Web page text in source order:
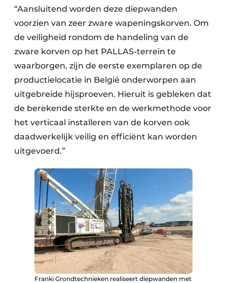
“Aansluitend worden deze diepwanden
voorzien van zeer zware wapeningskorven. Om
de veiligheid rondom de handeling van de
zware korven op het PALLAS-terrein te
waarborgen, zijn de eerste exemplaren op de
productielocatie in België onderworpen aan
uitgebreide hijsproeven. Hieruit is gebleken dat
de berekende sterkte en de werkmethode voor
het verticaal installeren van de korven ook
daadwerkelijk veilig en efficiënt kan worden
uitgevoerd.”
Franki Grondtechnieken realiseert diepwanden met